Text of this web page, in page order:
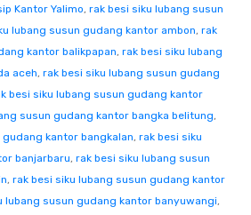
Kantor Yalimo, rak besi siku lubang susun
lubang susun gudang kantor ambon, rak
kantor balikpapan, rak besi siku lubang
aceh, rak besi siku lubang susun gudang
besi siku lubang susun gudang kantor
susun gudang kantor bangka belitung,
kantor bangkalan, rak besi siku
banjarbaru, rak besi siku lubang susun
, rak besi siku lubang susun gudang kantor
lubang susun gudang kantor banyuwangi,